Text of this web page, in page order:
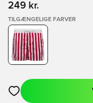
249 kr.
TILGÆNGELIGE FARVER
Åbner en Modal til at